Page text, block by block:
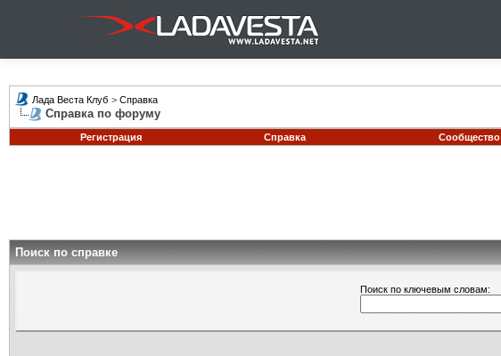
Лада Веста Клуб > Справка
Справка по форуму
Регистрация
Справка Сообщество
Поиск по справке
Поиск по ключевым словам: